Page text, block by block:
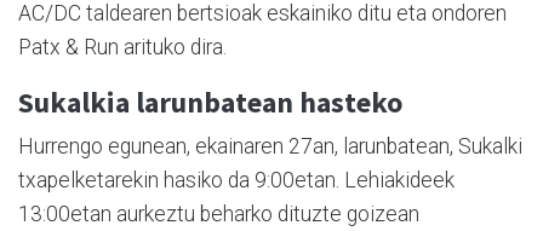
AC/DC taldearen bertsioak eskainiko ditu eta ondoren
Patx & Run arituko dira.
Sukalkia larunbatean hasteko
Hurrengo egunean, ekainaren 27an, larunbatean, Sukalki
txapelketarekin hasiko da 9:00etan. Lehiakideek
13:00etan aurkeztu beharko dituzte goizean